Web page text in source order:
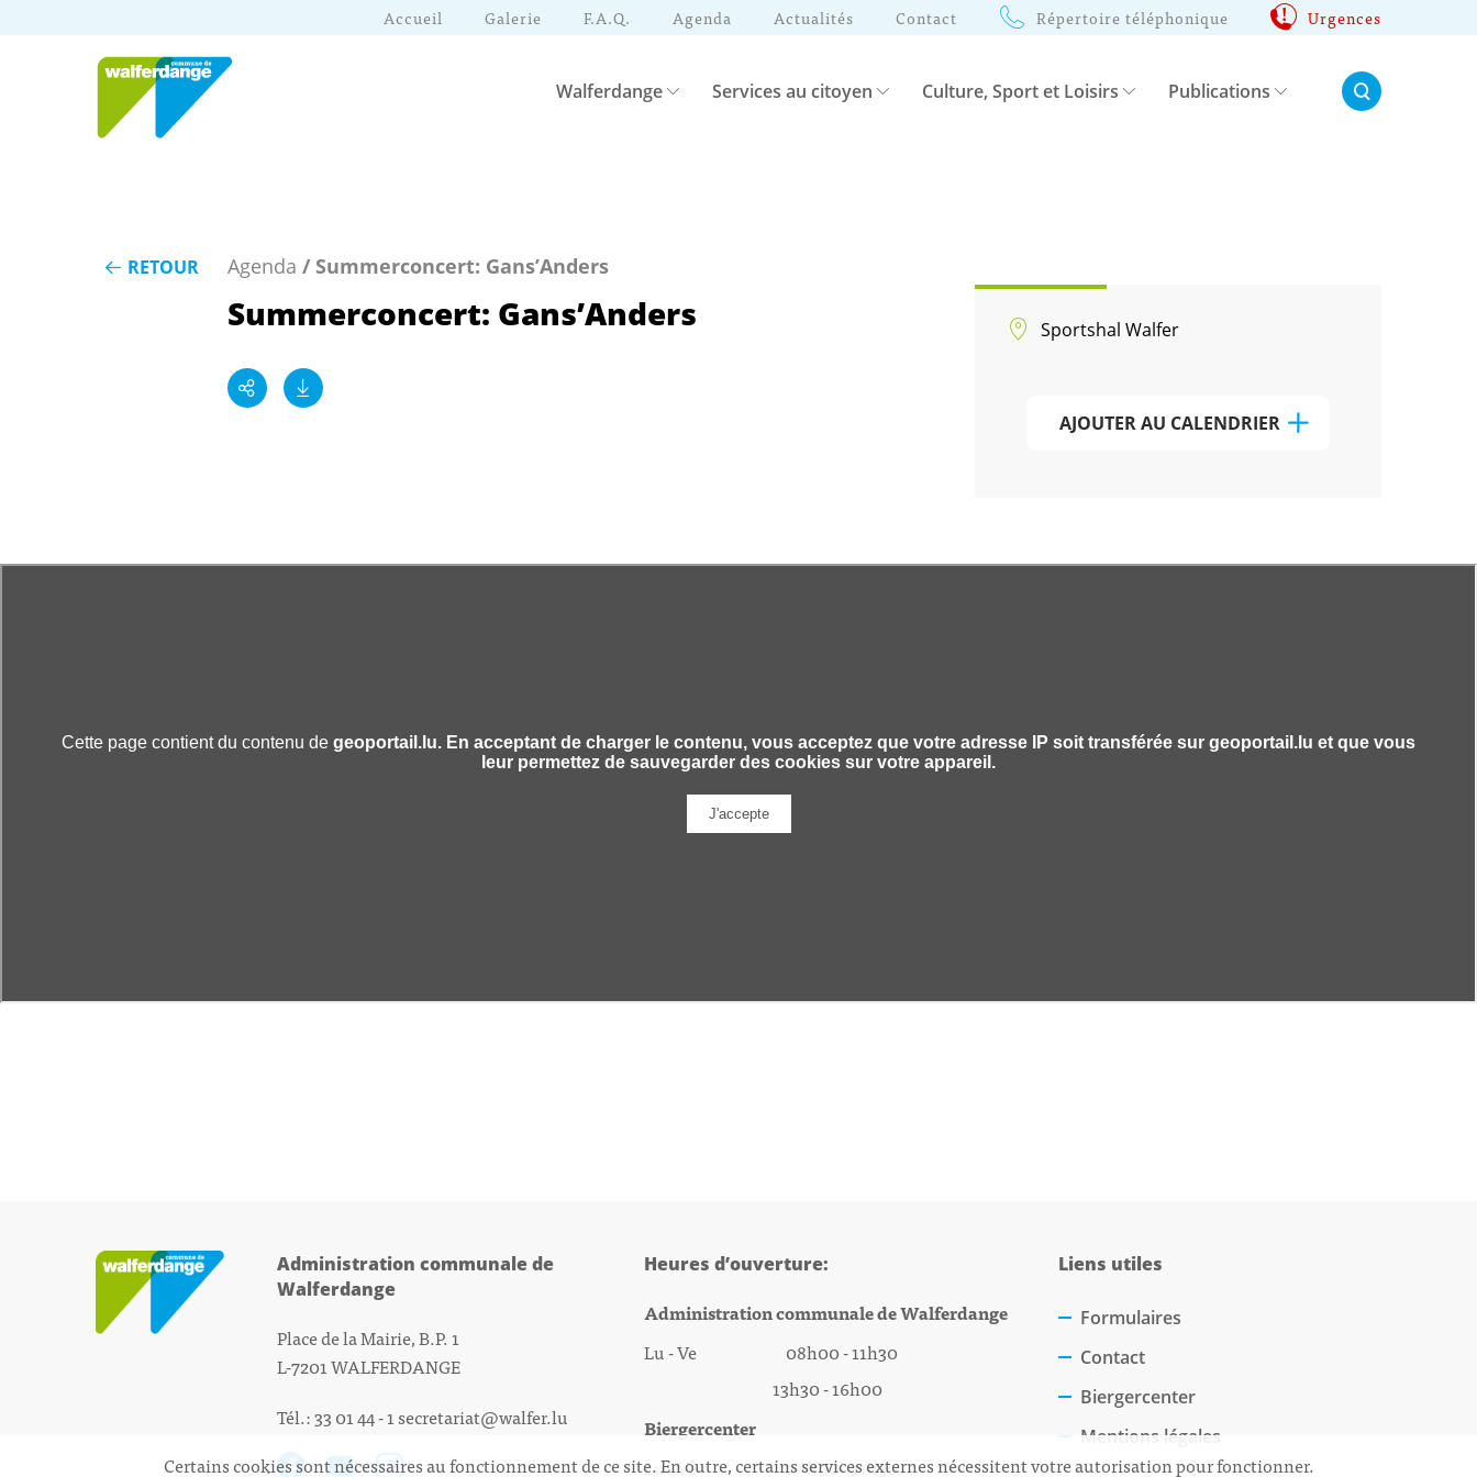
Accueil Galerie F.A.Q. Agenda Actualités Contact Répertoire téléphonique Urgences
Walferdange Services au citoyen Culture, Sport et Loisirs Publications Rechercher:
RETOUR Agenda / Summerconcert: Gans’Anders
Summerconcert: Gans’Anders Sportshal Walfer
AJOUTER AU CALENDRIER
Administration communale de
Walferdange
Place de la Mairie, B.P. 1
L-7201 WALFERDANGE
Tél.: 33 01 44 - 1secretariat@walfer.lu
Heures d’ouverture:
Administration communale de Walferdange
Lu - Ve 08h00 - 11h30
13h30 - 16h00
Biergercenter
Lu - Ve 08h00 - 11h30
Liens utiles
Formulaires
Contact
Biergercenter
Mentions légales
Certains cookies sont nécessaires au fonctionnement de ce site. En outre, certains services externes nécessitent votre autorisation pour fonctionner.